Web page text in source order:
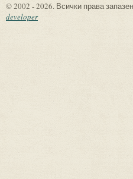
© 2002 - 2026. Всички права
developer